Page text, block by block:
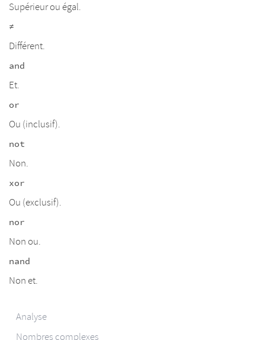
Supérieur ou égal.
≠
Différent.
and
Et.
or
Ou (inclusif).
not
Non.
xor
Ou (exclusif).
nor
Non ou.
nand
Non et.
Analyse
Nombres complexes